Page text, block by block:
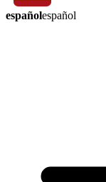
españolespañol